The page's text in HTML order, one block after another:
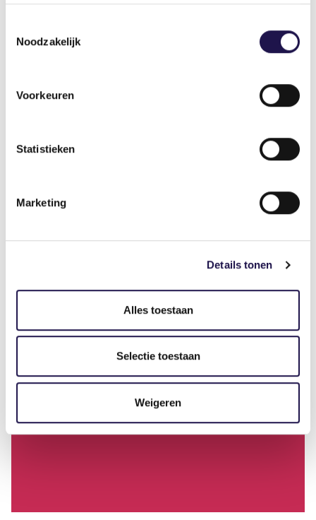
Noodzakelijk
Voorkeuren
Statistieken
Marketing
Details tonen
Alles toestaan
Selectie toestaan
Weigeren
Gelijkwaardige beloning en
pensioen: verduidelijking over
compensatie